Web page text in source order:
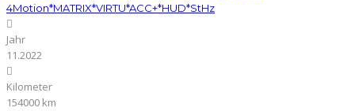
4Motion*MATRIX*VIRTU*ACC+*HUD*StHz
Jahr
11.2022
Kilometer
154000 km